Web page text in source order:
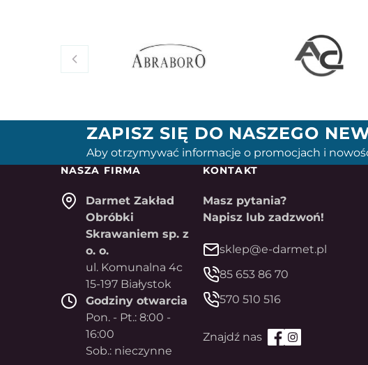
ZAPISZ SIĘ DO NASZEGO
Aby otrzymywać informacje o promocjach i
NASZA FIRMA
Darmet Zakład
Obróbki
Skrawaniem sp. z
o. o.
ul. Komunalna 4c
15-197 Białystok
Godziny otwarcia
Pon. - Pt.: 8:00 -
16:00
Sob.: nieczynne
KONTAKT
Masz pytania?
Napisz lub zadzwoń!
sklep@e-darmet.pl
85 653 86 70
570 510 516